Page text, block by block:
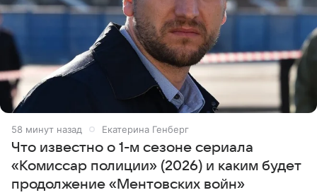
58 минут назад Екатерина Генберг
Что известно о 1-м сезоне сериала
«Комиссар полиции» (2026) и каким будет
продолжение «Ментовских войн»